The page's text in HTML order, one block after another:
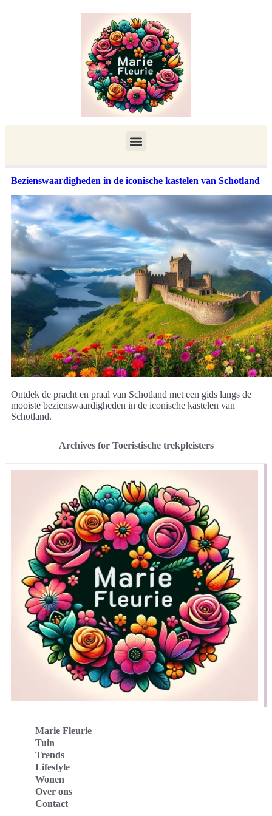
Bezienswaardigheden in de iconische kastelen van Schotland
Ontdek de pracht en praal van Schotland met een gids langs de
mooiste bezienswaardigheden in de iconische kastelen van
Schotland.
Archives for Toeristische trekpleisters
Marie Fleurie
Tuin
Trends
Lifestyle
Wonen
Over ons
Contact